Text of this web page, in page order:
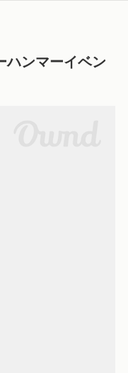
ハンマーイベン